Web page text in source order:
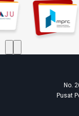
No.
Pusat